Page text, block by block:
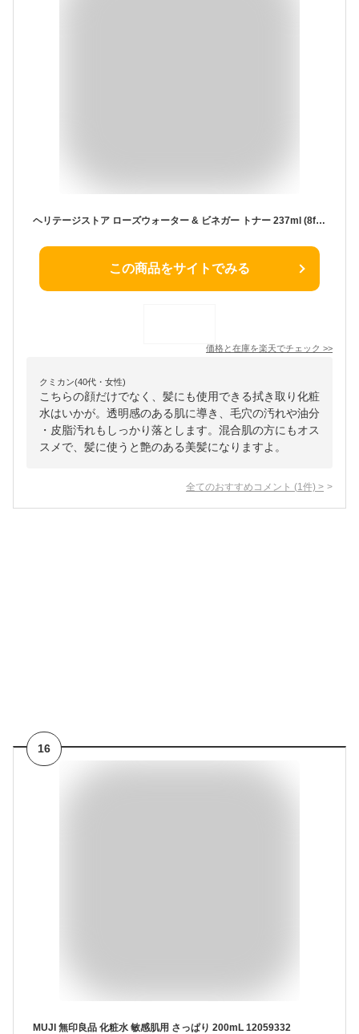
ヘリテージストア ローズウォーター & ビネガー トナー 237ml (8floz) Heritage Store Rosewater & Vinegar スキンケア ヘアケア リンゴ酢 拭き取り化粧水 スプレー ミスト フェイシャルミスト ヘアミスト
この商品をサイトでみる
価格と在庫を楽天でチェック >>
クミカン(40代・女性)
こちらの顔だけでなく、髪にも使用できる拭き取り化粧
水はいかが。透明感のある肌に導き、毛穴の汚れや油分
・皮脂汚れもしっかり落とします。混合肌の方にもオス
スメで、髪に使うと艶のある美髪になりますよ。
全てのおすすめコメント (1 件) >
16
MUJI 無印良品 化粧水 敏感肌用 さっぱり 200mL 12059332